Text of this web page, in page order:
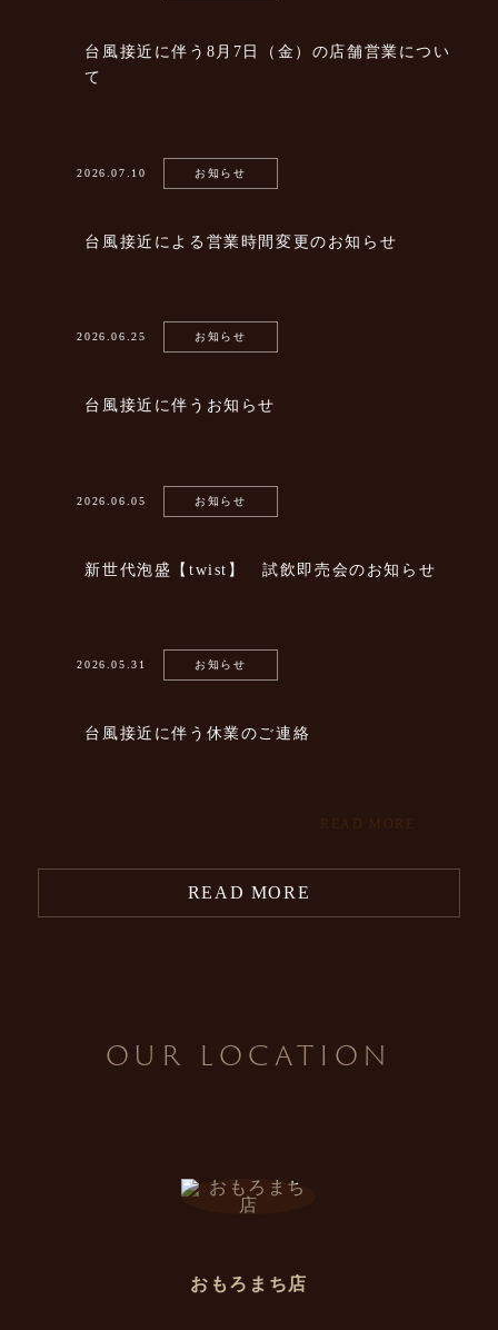
台風接近に伴う8月7日（金）の店舗営業につい
て
2026.07.10 お知らせ
台風接近による営業時間変更のお知らせ
2026.06.25 お知らせ
台風接近に伴うお知らせ
2026.06.05 お知らせ
新世代泡盛【twist】 試飲即売会のお知らせ
2026.05.31 お知らせ
台風接近に伴う休業のご連絡
READ MORE
READ MORE
OUR LOCATION
おもろまち店